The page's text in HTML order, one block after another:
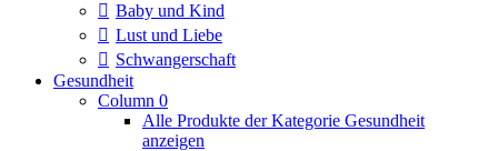
Baby und Kind
Lust und Liebe
Schwangerschaft
Gesundheit
Column 0
Alle Produkte der Kategorie Gesundheit
anzeigen